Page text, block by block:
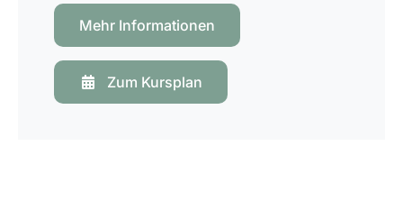
Mehr Informationen
Zum Kursplan